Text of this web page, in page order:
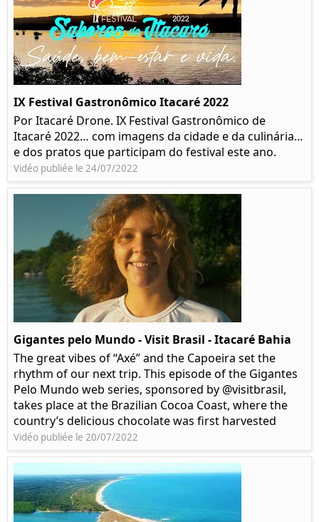
IX Festival Gastronômico Itacaré 2022
Por Itacaré Drone. IX Festival Gastronômico de
Itacaré 2022… com imagens da cidade e da culinária...
e dos pratos que participam do festival este ano.
Vidéo publiée le 24/07/2022
Gigantes pelo Mundo - Visit Brasil - Itacaré Bahia
The great vibes of “Axé” and the Capoeira set the
rhythm of our next trip. This episode of the Gigantes
Pelo Mundo web series, sponsored by @visitbrasil,
takes place at the Brazilian Cocoa Coast, where the
country’s delicious chocolate was first harvested
Vidéo publiée le 20/07/2022